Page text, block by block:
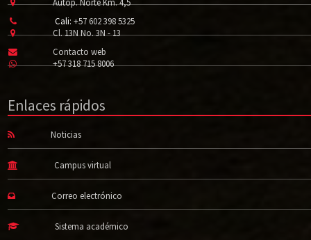
Cali:+57 602 398 5325
Cl. 13N No. 3N - 13
Contacto web
+57 318 715 8006
Enlaces rápidos
Noticias
Campus virtual
Correo electrónico
Sistema académico